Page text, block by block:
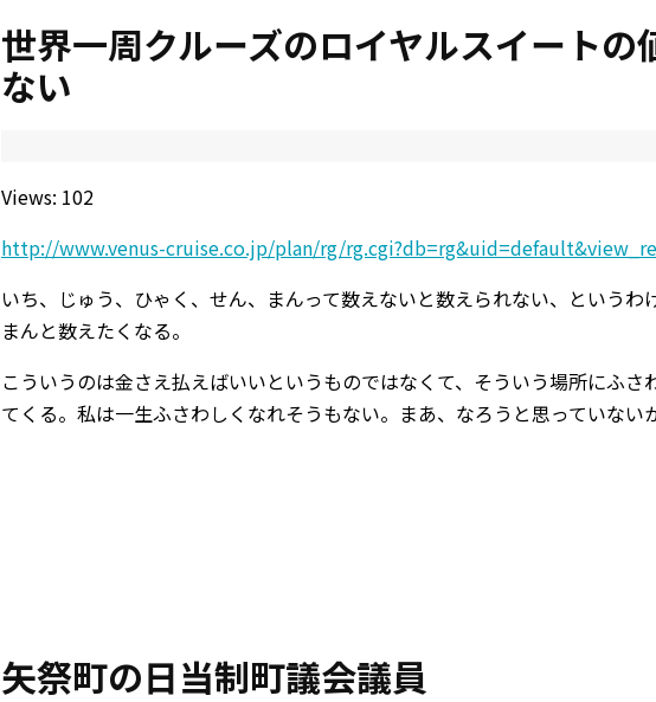
世界一周クルーズのロイヤルスイート
ない
Views: 102
http://www.venus-cruise.co.jp/plan/rg/
いち、じゅう、ひゃく、せん、まんって数えないと数えられない、というわ
まんと数えたくなる。
こういうのは金さえ払えばいいというものではなくて、そういう場所にふ
てくる。私は一生ふさわしくなれそうもない。まあ、なろうと思っていない
矢祭町の日当制町議会議員